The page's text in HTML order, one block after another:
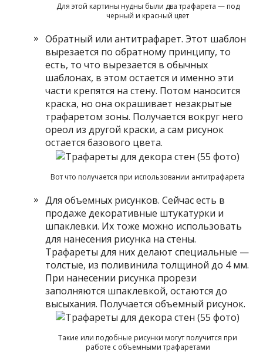
Для этой картины нудны были два трафарета — под
черный и красный цвет
Обратный или антитрафарет. Этот шаблон
вырезается по обратному принципу, то
есть, то что вырезается в обычных
шаблонах, в этом остается и именно эти
части крепятся на стену. Потом наносится
краска, но она окрашивает незакрытые
трафаретом зоны. Получается вокруг него
ореол из другой краски, а сам рисунок
остается базового цвета.
Вот что получается при использовании антитрафарета
Для объемных рисунков. Сейчас есть в
продаже декоративные штукатурки и
шпаклевки. Их тоже можно использовать
для нанесения рисунка на стены.
Трафареты для них делают специальные —
толстые, из поливинила толщиной до 4 мм.
При нанесении рисунка прорези
заполняются шпаклевкой, остаются до
высыхания. Получается объемный рисунок.
Такие или подобные рисунки могут получится при
работе с объемными трафаретами